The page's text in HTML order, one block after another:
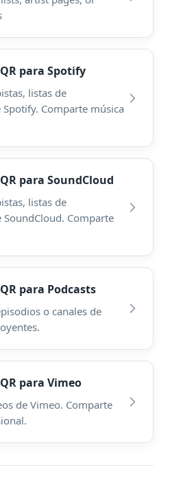
para Spotify
listas de
Comparte música
para SoundCloud
listas de
Comparte
para Podcasts
o canales de
para Vimeo
de Vimeo. Comparte